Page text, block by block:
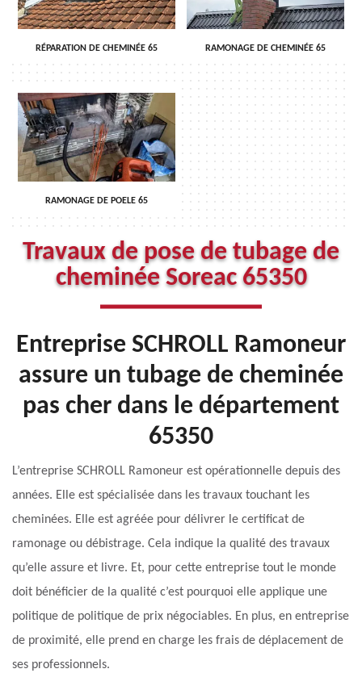
RÉPARATION DE CHEMINÉE 65 RAMONAGE DE CHEMINÉE 65
RAMONAGE DE POELE 65
Travaux de pose de tubage de
cheminée Soreac 65350
Entreprise SCHROLL Ramoneur
assure un tubage de cheminée
pas cher dans le département
65350
L’entreprise SCHROLL Ramoneur est opérationnelle depuis des
années. Elle est spécialisée dans les travaux touchant les
cheminées. Elle est agréée pour délivrer le certificat de
ramonage ou débistrage. Cela indique la qualité des travaux
qu’elle assure et livre. Et, pour cette entreprise tout le monde
doit bénéficier de la qualité c’est pourquoi elle applique une
politique de politique de prix négociables. En plus, en entreprise
de proximité, elle prend en charge les frais de déplacement de
ses professionnels.